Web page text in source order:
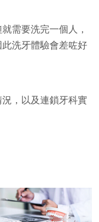
需要洗完一個人，
洗牙體驗會差咗好
，以及連鎖牙科實